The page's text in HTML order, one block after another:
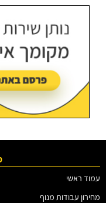
עמוד ראשי
מחירון עבודות מנוף